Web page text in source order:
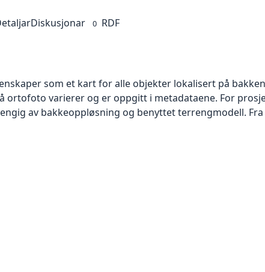
Diskusjonar 0 RDF
som et kart for alle objekter lokalisert på
ortofoto varierer og er oppgitt i metadataene. For
av bakkeoppløsning og benyttet terrengmodell.